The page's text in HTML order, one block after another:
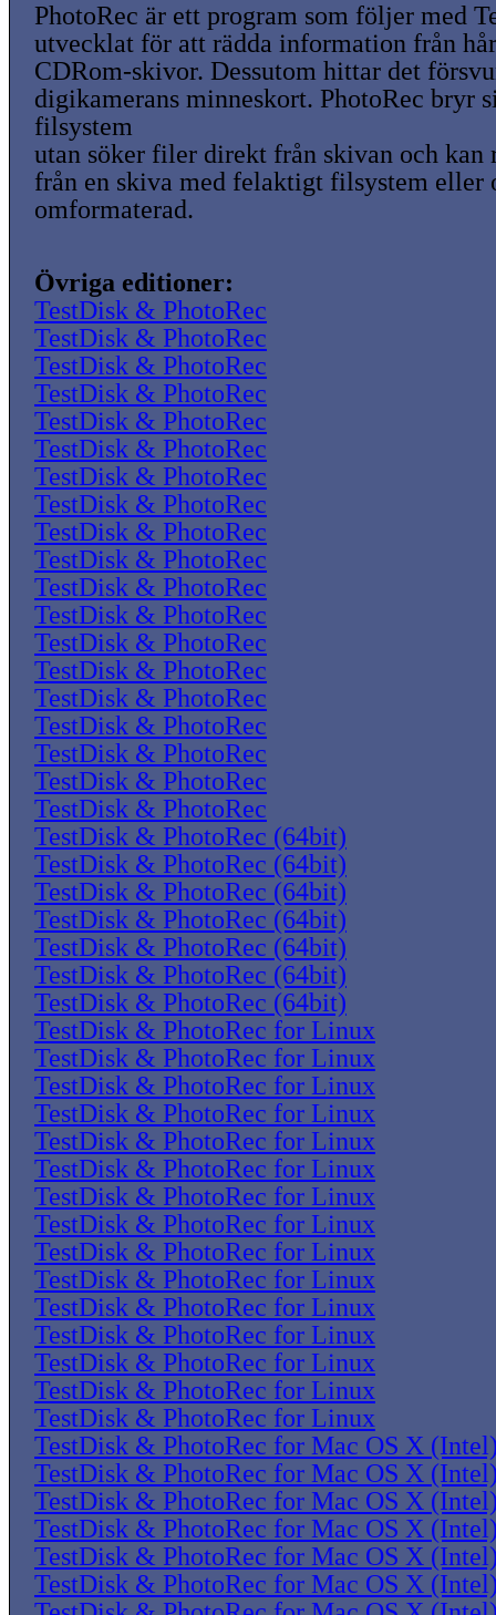
PhotoRec är ett program som följer med
utvecklat för att rädda information från
CDRom-skivor. Dessutom hittar det
digikamerans minneskort. PhotoRec bryr
filsystem
utan söker filer direkt från skivan och kan
från en skiva med felaktigt filsystem eller
omformaterad.
Övriga editioner:
TestDisk & PhotoRec
TestDisk & PhotoRec
TestDisk & PhotoRec
TestDisk & PhotoRec
TestDisk & PhotoRec
TestDisk & PhotoRec
TestDisk & PhotoRec
TestDisk & PhotoRec
TestDisk & PhotoRec
TestDisk & PhotoRec
TestDisk & PhotoRec
TestDisk & PhotoRec
TestDisk & PhotoRec
TestDisk & PhotoRec
TestDisk & PhotoRec
TestDisk & PhotoRec
TestDisk & PhotoRec
TestDisk & PhotoRec
TestDisk & PhotoRec
TestDisk & PhotoRec (64bit)
TestDisk & PhotoRec (64bit)
TestDisk & PhotoRec (64bit)
TestDisk & PhotoRec (64bit)
TestDisk & PhotoRec (64bit)
TestDisk & PhotoRec (64bit)
TestDisk & PhotoRec (64bit)
TestDisk & PhotoRec for Linux
TestDisk & PhotoRec for Linux
TestDisk & PhotoRec for Linux
TestDisk & PhotoRec for Linux
TestDisk & PhotoRec for Linux
TestDisk & PhotoRec for Linux
TestDisk & PhotoRec for Linux
TestDisk & PhotoRec for Linux
TestDisk & PhotoRec for Linux
TestDisk & PhotoRec for Linux
TestDisk & PhotoRec for Linux
TestDisk & PhotoRec for Linux
TestDisk & PhotoRec for Linux
TestDisk & PhotoRec for Linux
TestDisk & PhotoRec for Linux
TestDisk & PhotoRec for Mac OS X
TestDisk & PhotoRec for Mac OS X
TestDisk & PhotoRec for Mac OS X
TestDisk & PhotoRec for Mac OS X
TestDisk & PhotoRec for Mac OS X
TestDisk & PhotoRec for Mac OS X